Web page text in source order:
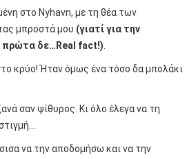
στο Nyhavn, με τη θέα των
μπροστά μου (γιατί για την
πρώτα δε…Real fact!)
κρύο! Ήταν όμως ένα τόσο δα μπολάκι
σαν ψίθυρος. Κι όλο έλεγα να τη
να την αποδομήσω και να την